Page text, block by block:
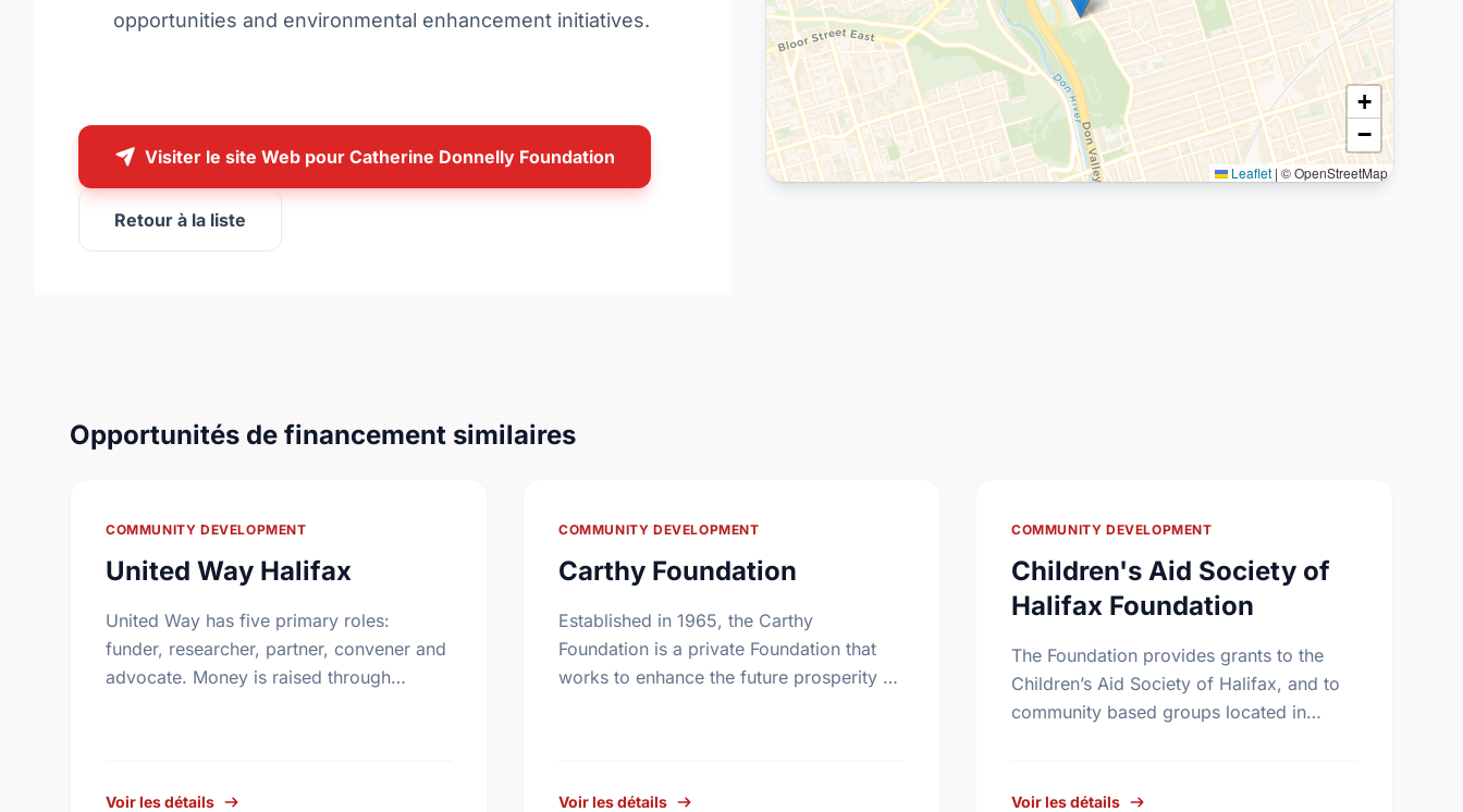
opportunities and environmental enhancement initiatives.
Visiter le site Web pour Catherine Donnelly Foundation
Retour à la liste
+
−
Leaflet | © OpenStreetMap
Opportunités de financement similaires
COMMUNITY DEVELOPMENT
United Way Halifax
United Way has five primary roles:
funder, researcher, partner, convener and
advocate. Money is raised through
community …
Voir les détails
COMMUNITY DEVELOPMENT
Carthy Foundation
Established in 1965, the Carthy
Foundation is a private Foundation that
works to enhance the future prosperity of
Voir les détails
COMMUNITY DEVELOPMENT
Children's Aid Society of
Halifax Foundation
The Foundation provides grants to the
Children’s Aid Society of Halifax, and to
community based groups located in
…
Voir les détails